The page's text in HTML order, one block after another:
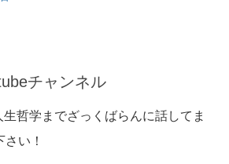
チャンネル
生哲学までざっくばらんに話してま
い！